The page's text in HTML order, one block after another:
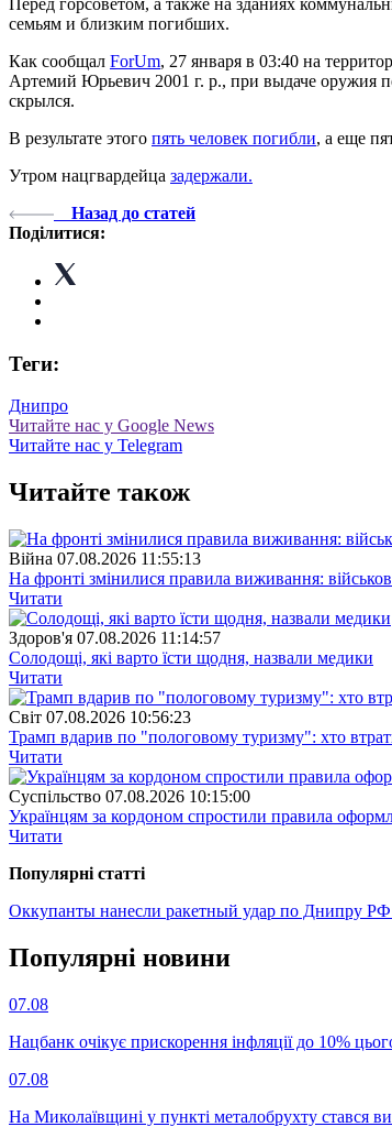
семьям и близким погибших.
Как сообщал ForUm, 27 января в 03:40 на
Артемий Юрьевич 2001 г. р., при выдаче оружия
скрылся.
В результате этого пять человек погибли, а еще
Утром нацгвардейца задержали.
Назад до статей
Поділитися:
Теги:
Днипро
Читайте нас у Google News
Читайте нас у Telegram
Читайте також
Війна 07.08.2026 11:55:13
На фронті змінилися правила виживання:
Читати
Здоров'я 07.08.2026 11:14:57
Солодощі, які варто їсти щодня, назвали медики
Читати
Свiт 07.08.2026 10:56:23
Трамп вдарив по "пологовому туризму": хто
Читати
Суспiльство 07.08.2026 10:15:00
Українцям за кордоном спростили правила
Читати
Популярнi статтi
Оккупанты нанесли ракетный удар по Днипру РФ
Популярнi новини
07.08
Нацбанк очікує прискорення інфляції до 10%
07.08
На Миколаївщині у пункті металобрухту стався